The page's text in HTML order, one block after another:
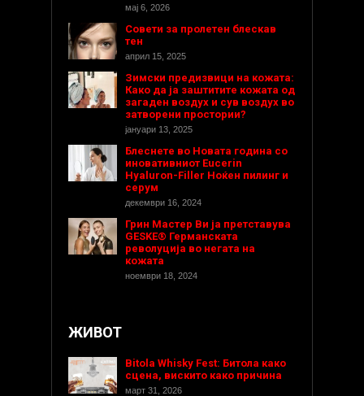
мај 6, 2026
Совети за пролетен блескав
тен
април 15, 2025
Зимски предизвици на кожата:
Како да ја заштитите кожата од
загаден воздух и сув воздух во
затворени простории?
јануари 13, 2025
Блеснете во Новата година со
иновативниот Eucerin
Hyaluron-Filler Ноќен пилинг и
серум
декември 16, 2024
Грин Мастер Ви ја претставува
GESKE® Германската
револуција во негата на
кожата
ноември 18, 2024
ЖИВОТ
Bitola Whisky Fest: Битола како
сцена, вискито како причина
март 31, 2026